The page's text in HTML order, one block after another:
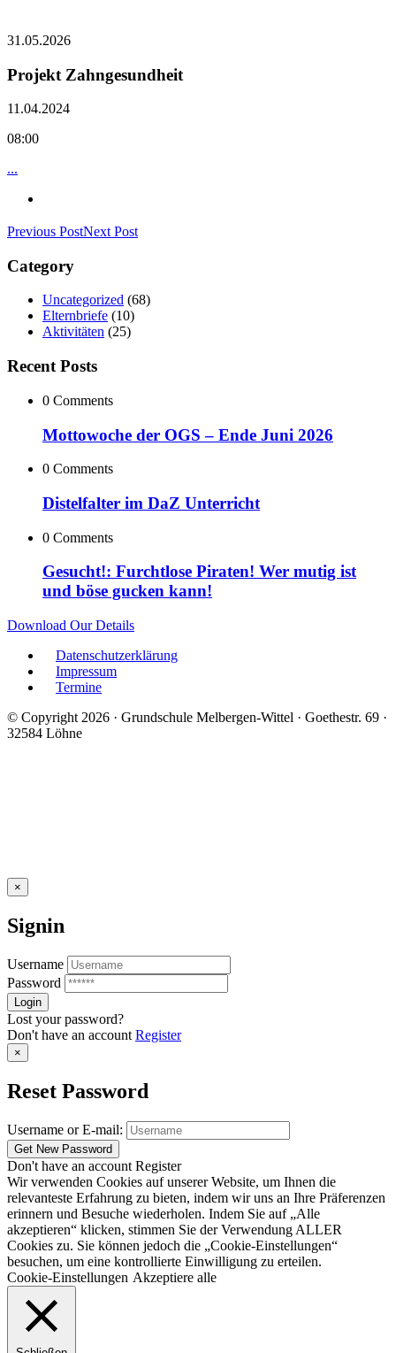
31.05.2026
Projekt Zahngesundheit
11.04.2024
08:00
...
Previous PostNext Post
Category
Uncategorized (68)
Elternbriefe (10)
Aktivitäten (25)
Recent Posts
0 Comments
Mottowoche der OGS – Ende Juni 2026
0 Comments
Distelfalter im DaZ Unterricht
0 Comments
Gesucht!: Furchtlose Piraten! Wer mutig ist
und böse gucken kann!
Download Our Details
Datenschutzerklärung
Impressum
Termine
© Copyright 2026 · Grundschule Melbergen-Wittel · Goethestr. 69 ·
32584 Löhne
×
Signin
Username
Password
Lost your password?
Don't have an account Register
×
Reset Password
Username or E-mail:
Don't have an account Register
Wir verwenden Cookies auf unserer Website, um Ihnen die
relevanteste Erfahrung zu bieten, indem wir uns an Ihre Präferenzen
erinnern und Besuche wiederholen. Indem Sie auf „Alle
akzeptieren“ klicken, stimmen Sie der Verwendung ALLER
Cookies zu. Sie können jedoch die „Cookie-Einstellungen“
besuchen, um eine kontrollierte Einwilligung zu erteilen.
Cookie-Einstellungen Akzeptiere alle